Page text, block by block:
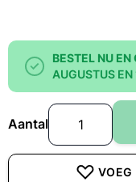
BESTEL NU
AUGUSTUS
Aantal